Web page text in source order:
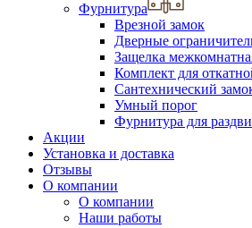
Фурнитура
Врезной замок
Дверные
Защелка
Комплект для
Сантехнический
Умный порог
Фурнитура для
Акции
Установка и доставка
Отзывы
О компании
О компании
Наши работы